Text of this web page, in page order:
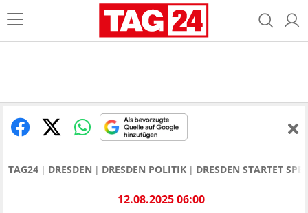
TAG24 DRESDEN DRESDEN POLITIK DRESDEN STARTET
12.08.2025 06:00